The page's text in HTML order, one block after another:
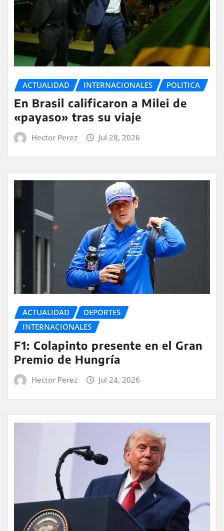
ACTUALIDAD INTERNACIONALES POLITICA
En Brasil calificaron a Milei de
«payaso» tras su viaje
Hector Perez Jul 28, 2026
ACTUALIDAD
DEPORTES
INTERNACIONALES
F1: Colapinto presente en el Gran
Premio de Hungría
Hector Perez Jul 24, 2026